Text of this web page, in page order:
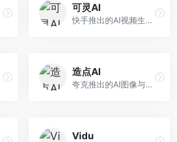
可灵AI
快手推出的AI视频生成平台，支持文生视频和图生视频，可生成长达2分钟的高质量视频内容。面向短视频创作者和营销人员，操作简便，生成效果逼真，适合商业推广和创意表达。
造点AI
夸克推出的AI图像与视频创作平台。面向普通用户和内容创作者，提供文生图、文生视频等功能，操作简便，与夸克生态深度整合。
Vidu